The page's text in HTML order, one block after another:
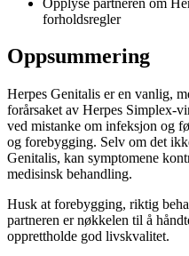
forholdsregler
Oppsummering
Herpes Genitalis er en vanlig,
forårsaket av Herpes Simplex-
ved mistanke om infeksjon og
og forebygging. Selv om det
Genitalis, kan symptomene
medisinsk behandling.
Husk at forebygging, riktig
partneren er nøkkelen til å
opprettholde god livskvalitet.